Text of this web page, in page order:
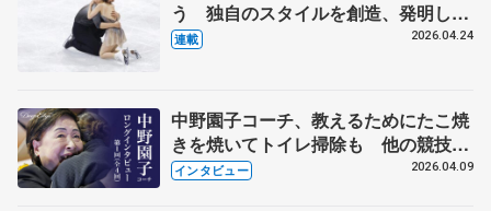
う 独自のスタイルを創造、発明した
【引退発表後②】
連載 2026.04.24
中野園子コーチ、教えるためにたこ焼
きを焼いてトイレ掃除も 他の競技に
も通用するという坂本花織の筋肉
インタビュー 2026.04.09